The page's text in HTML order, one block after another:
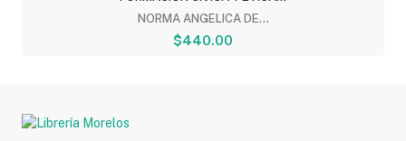
NORMA ANGELICA DE...
$440.00